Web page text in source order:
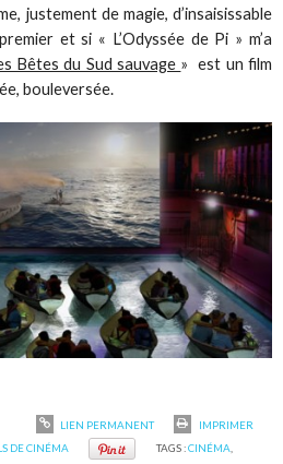
justement de magie, d’insaisissable
et si « L’Odyssée de Pi » m’a
Bêtes du Sud sauvage » est un film
bouleversée.
LIEN PERMANENT
IMPRIMER
DE CINÉMA TAGS :CINÉMA